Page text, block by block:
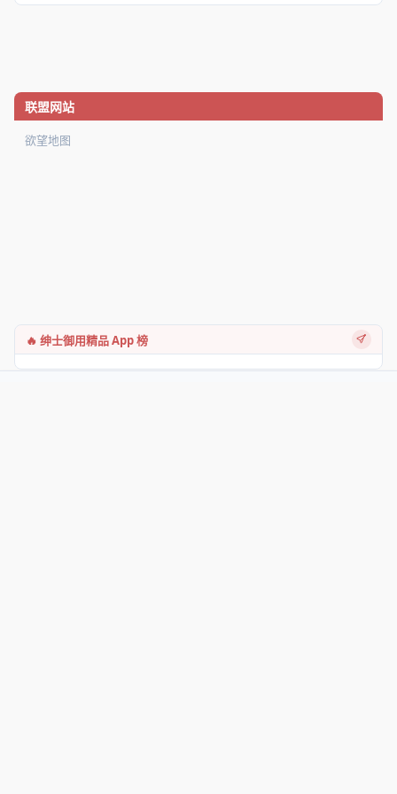
联盟网站
欲望地图
🔥 绅士御用精品 App 榜